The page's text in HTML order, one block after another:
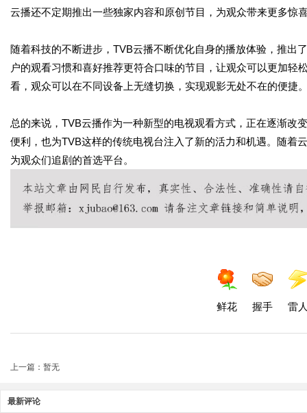
云播还不定期推出一些独家内容和原创节目，为观众带来更多惊
随着科技的不断进步，TVB云播不断优化自身的播放体验，推出
户的观看习惯和喜好推荐更符合口味的节目，让观众可以更加
看，观众可以在不同设备上无缝切换，实现观影无处不在的便捷
总的来说，TVB云播作为一种新型的电视观看方式，正在逐渐改
便利，也为TVB这样的传统电视台注入了新的活力和机遇。随着
为观众们追剧的首选平台。
鲜花 握手 雷
上一篇：暂无
最新评论